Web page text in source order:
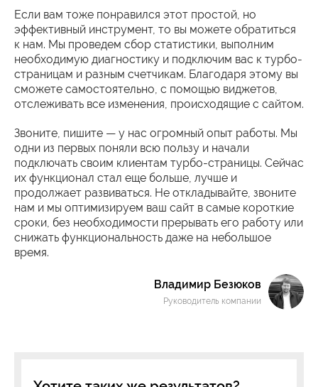
Если вам тоже понравился этот простой, но
эффективный инструмент, то вы можете обратиться
к нам. Мы проведем сбор статистики, выполним
необходимую диагностику и подключим вас к турбо-
страницам и разным счетчикам. Благодаря этому вы
сможете самостоятельно, с помощью виджетов,
отслеживать все изменения, происходящие с сайтом.
Звоните, пишите — у нас огромный опыт работы. Мы
одни из первых поняли всю пользу и начали
подключать своим клиентам турбо-страницы. Сейчас
их функционал стал еще больше, лучше и
продолжает развиваться. Не откладывайте, звоните
нам и мы оптимизируем ваш сайт в самые короткие
сроки, без необходимости прерывать его работу или
снижать функциональность даже на небольшое
время.
Владимир Безюков
Руководитель компании